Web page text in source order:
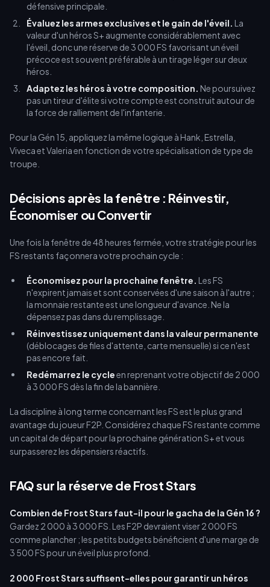
défensive principale.
Évaluez les armes exclusives et le gain de l'éveil. La
valeur d'un héros S+ augmente considérablement avec
l'éveil, donc une réserve de 3 000 FS favorisant un éveil
précoce est souvent préférable à un tirage léger sur deux
héros.
Adaptez les héros à votre composition. Ne poursuivez
pas un tireur d'élite si votre compte est construit autour de
la force de ralliement de l'infanterie.
Pour la Gén 15, appliquez la même logique à Hank, Estrella,
Viveca et Valeria en fonction de votre spécialisation de type de
troupe.
Décisions après la fenêtre : Réinvestir,
Économiser ou Convertir
Une fois la fenêtre de 48 heures fermée, votre stratégie pour les
FS restants façonnera votre prochain cycle :
Économisez pour la prochaine fenêtre. Les FS
n'expirent jamais et sont conservées d'une saison à l'autre ;
la monnaie restante est une longueur d'avance. Ne la
dépensez pas dans du remplissage.
Réinvestissez uniquement dans la valeur permanente
(déblocages de files d'attente, carte mensuelle) si ce n'est
pas encore fait.
Redémarrez le cycleen reprenant votre objectif de 2 000
à 3 000 FS dès la fin de la bannière.
La discipline à long terme concernant les FS est le plus grand
avantage du joueur F2P. Considérez chaque FS restante comme
un capital de départ pour la prochaine génération S+ et vous
surpasserez les dépensiers réactifs.
FAQ sur la réserve de Frost Stars
Combien de Frost Stars faut-il pour le gacha de la Gén 16 ?
Gardez 2 000 à 3 000 FS. Les F2P devraient viser 2 000 FS
comme plancher ; les petits budgets bénéficient d'une marge de
3 500 FS pour un éveil plus profond.
2 000 Frost Stars suffisent-elles pour garantir un héros